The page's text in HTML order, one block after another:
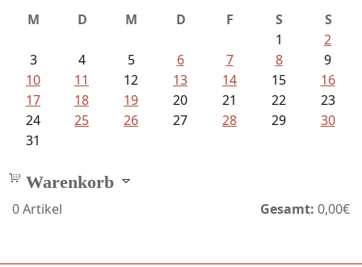
M D M D F S
S
1
2
3
4 5 6 7 8
9
10
11 12 13 14 15
16
17
18 19 20 21 22
23
24
25 26 27 28 29
30
31
Warenkorb
0Artikel Gesamt: 0,00€